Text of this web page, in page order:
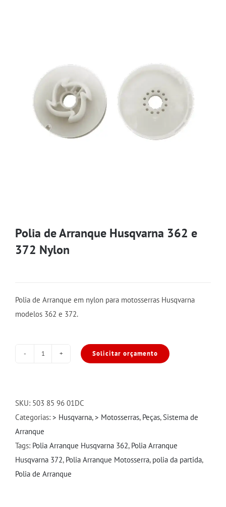
Polia de Arranque Husqvarna 362 e
372 Nylon
Polia de Arranque em nylon para motosserras Husqvarna
modelos 362 e 372.
Husqvarna
362
e
372
Nylon
quantidade
Solicitar orçamento
SKU: 503 85 96 01DC
Categorias: > Husqvarna,> Motosserras, Peças,Sistema de
Arranque
Tags: Polia Arranque Husqvarna 362, Polia Arranque
Husqvarna 372, Polia Arranque Motosserra, polia da partida,
Polia de Arranque